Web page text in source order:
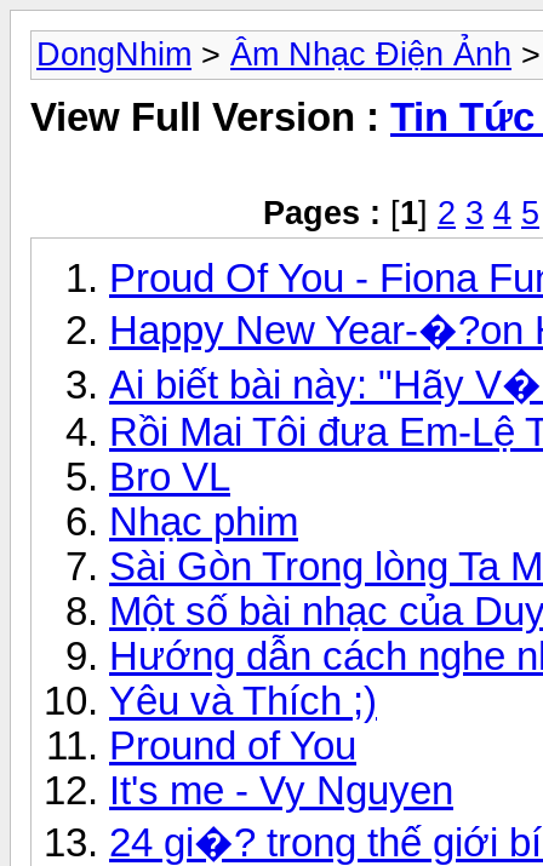
DongNhim > Âm Nhạc Điện Ảnh
View Full Version : Tin Tức
Pages : [1] 2 3 4 5
Proud Of You - Fiona
Happy New Year-�?on
Ai biết bài này: "Hãy
Rồi Mai Tôi đưa Em-Lệ
Bro VL
Nhạc phim
Sài Gòn Trong lòng Ta
Một số bài nhạc của
Hướng dẫn cách nghe
Yêu và Thích ;)
Pround of You
It's me - Vy Nguyen
24 gi�? trong thế giới